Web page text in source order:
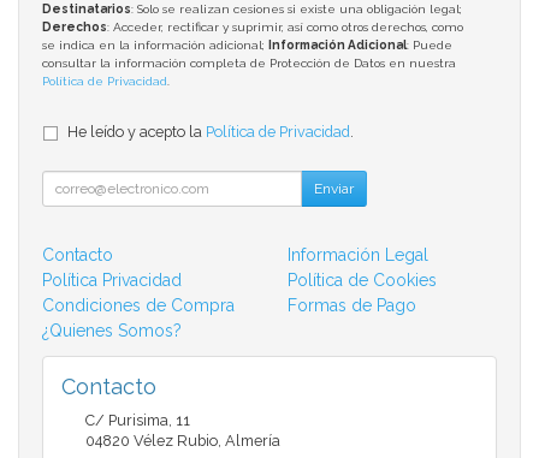
Destinatarios: Solo se realizan cesiones si existe una obligación legal;
Derechos: Acceder, rectificar y suprimir, así como otros derechos, como
se indica en la información adicional;
Información Adicional: Puede
consultar la información completa de Protección de Datos en nuestra
Política de Privacidad
He leído y acepto la Política de Privacidad
Enviar
Contacto
Información Legal
Política Privacidad
Política de Cookies
Condiciones de Compra
Formas de Pago
¿Quienes Somos?
Contacto
C/ Purisima, 11
04820 Vélez Rubio Almería